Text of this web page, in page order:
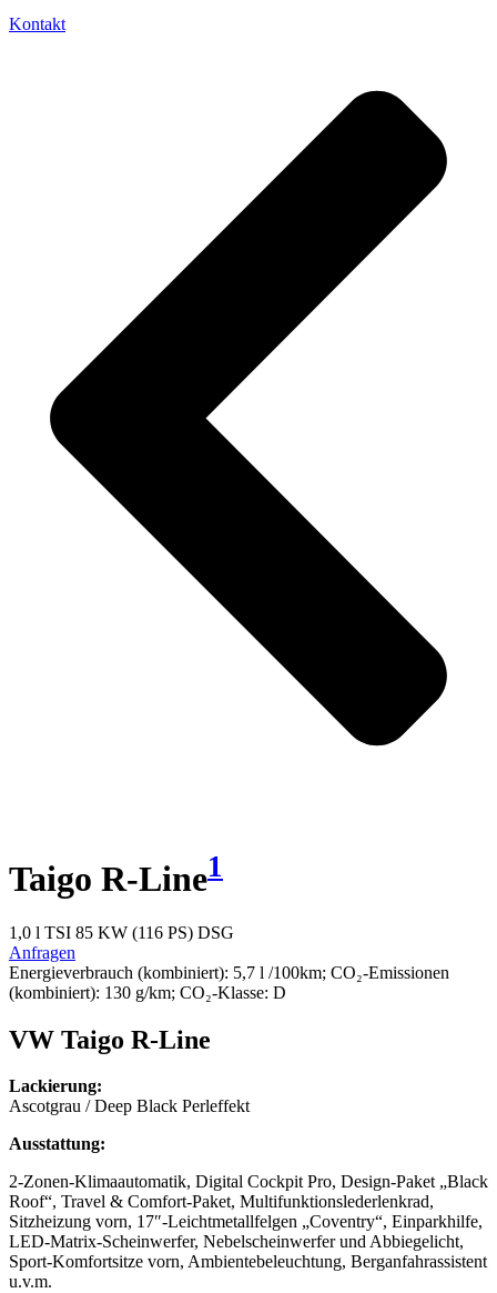
Kontakt
Taigo R-Line1
1,0 l TSI 85 KW (116 PS) DSG
Anfragen
Energieverbrauch (kombiniert): 5,7 l /100km; CO₂-Emissionen
(kombiniert): 130 g/km; CO₂-Klasse: D
VW Taigo R-Line
Lackierung:
Ascotgrau / Deep Black Perleffekt
Ausstattung:
2-Zonen-Klimaautomatik, Digital Cockpit Pro, Design-Paket „Black
Roof“, Travel & Comfort-Paket, Multifunktionslederlenkrad,
Sitzheizung vorn, 17″-Leichtmetallfelgen „Coventry“, Einparkhilfe,
LED-Matrix-Scheinwerfer, Nebelscheinwerfer und Abbiegelicht,
Sport-Komfortsitze vorn, Ambientebeleuchtung, Berganfahrassistent
u.v.m.